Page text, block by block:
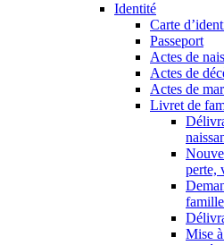
Identité
Carte
Passeport
Actes de
Actes de
Actes de
Livret de
perte,
Mise